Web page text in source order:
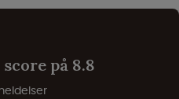
på 8.8